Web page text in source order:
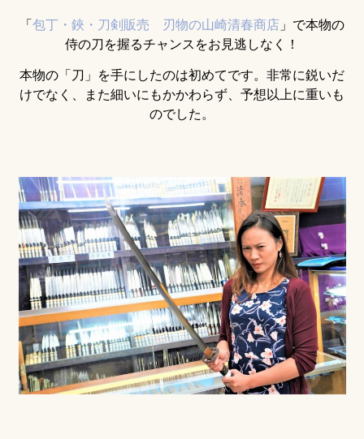
「包丁・鋏・刀剣販売 刃物の山崎清春商店 」で本物の
侍の刀を握るチャンスをお見逃しなく！
本物の「刀」を手にしたのは初めてです。非常に鋭いだ
けでなく、また細いにもかかわらず、予想以上に重いも
のでした。